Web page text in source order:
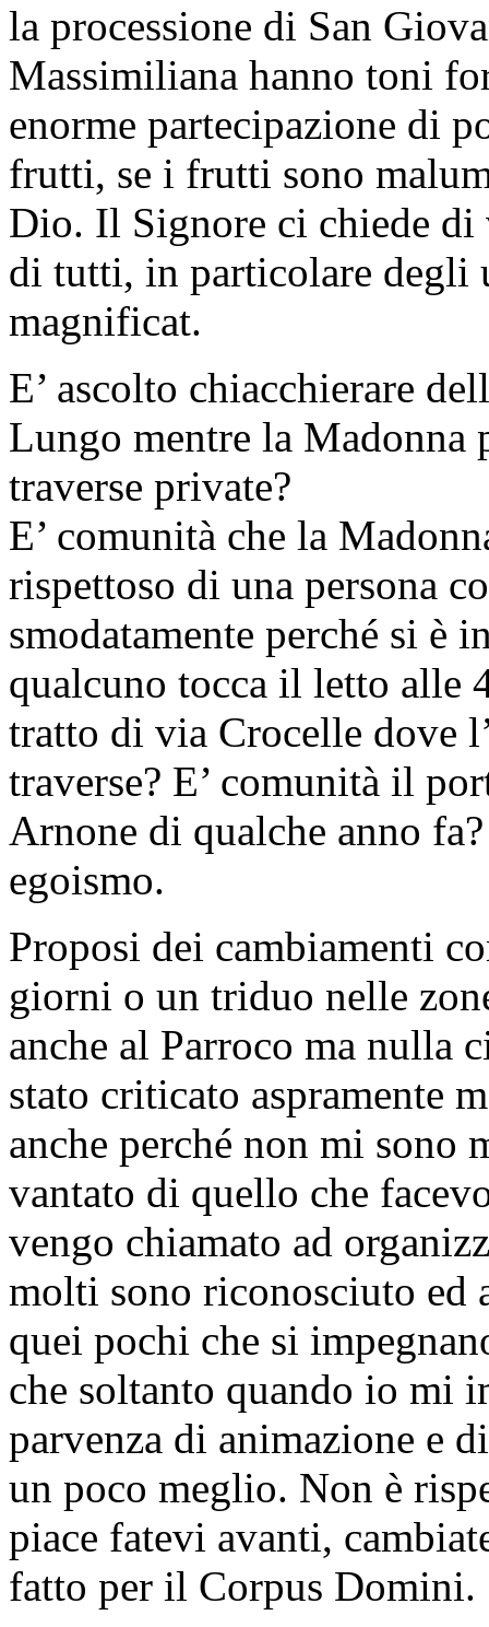
la processione di San
Massimiliana hanno toni
enorme partecipazione di
frutti, se i frutti sono
Dio. Il Signore ci chiede di
di tutti, in particolare degli
magnificat.
E’ ascolto chiacchierare
Lungo mentre la Madonna
traverse private?
E’ comunità che la
rispettoso di una persona
smodatamente perché si è
qualcuno tocca il letto alle
tratto di via Crocelle dove
traverse? E’ comunità il
Arnone di qualche anno
egoismo.
Proposi dei cambiamenti
giorni o un triduo nelle
anche al Parroco ma nulla
stato criticato aspramente
anche perché non mi sono
vantato di quello che
vengo chiamato ad
molti sono riconosciuto ed
quei pochi che si
che soltanto quando io mi
parvenza di animazione e
un poco meglio. Non è
piace fatevi avanti,
fatto per il Corpus Domini.